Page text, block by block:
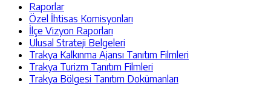
Raporlar
Özel İhtisas Komisyonları
İlçe Vizyon Raporları
Ulusal Strateji Belgeleri
Trakya Kalkınma Ajansı Tanıtım Filmleri
Trakya Turizm Tanıtım Filmleri
Trakya Bölgesi Tanıtım Dokümanları